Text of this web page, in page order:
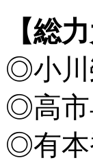
【総
◎小川
◎高市
◎有本